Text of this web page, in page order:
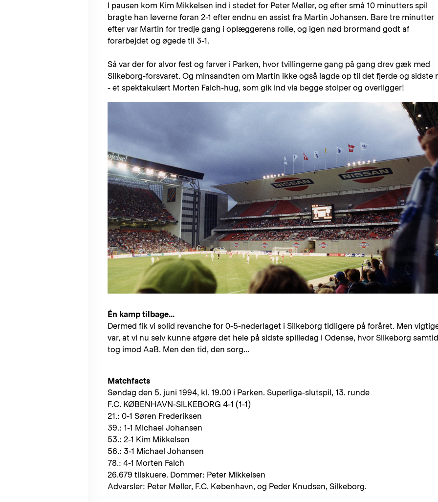
I pausen kom Kim Mikkelsen ind i stedet for Peter Møller, og efter små 10 minutters spil
bragte han løverne foran 2-1 efter endnu en assist fra Martin Johansen. Bare tre minutter
efter var Martin for tredje gang i oplæggerens rolle, og igen nød brormand godt af
forarbejdet og øgede til 3-1.
Så var der for alvor fest og farver i Parken, hvor tvillingerne gang på gang drev gæk med
Silkeborg-forsvaret. Og minsandten om Martin ikke også lagde op til det fjerde og sidste
- et spektakulært Morten Falch-hug, som gik ind via begge stolper og overligger!
Én kamp tilbage...
Dermed fik vi solid revanche for 0-5-nederlaget i Silkeborg tidligere på foråret. Men
var, at vi nu selv kunne afgøre det hele på sidste spilledag i Odense, hvor Silkeborg
tog imod AaB. Men den tid, den sorg...
Matchfacts
Søndag den 5. juni 1994, kl. 19.00 i Parken. Superliga-slutspil, 13. runde
F.C. KØBENHAVN-SILKEBORG 4-1 (1-1)
21.: 0-1 Søren Frederiksen
39.: 1-1 Michael Johansen
53.: 2-1 Kim Mikkelsen
56.: 3-1 Michael Johansen
78.: 4-1 Morten Falch
26.679 tilskuere. Dommer: Peter Mikkelsen
Advarsler: Peter Møller, F.C. København, og Peder Knudsen, Silkeborg.